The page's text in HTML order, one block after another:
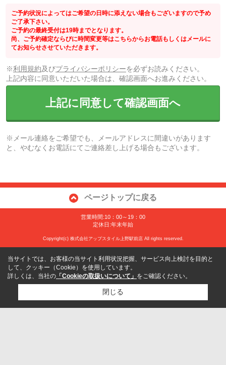
ご予約状況によってはご希望の日時に添えない場合もございますので予め
ご了承下さい。
ご予約の最終受付は19時までとなります。
尚、ご予約確定ならびに時間変更等はこちらからお電話もしくはメールに
てお知らせさせていただきます。
※利用規約及びプライバシーポリシーを必ずお読みください。
上記内容に同意いただいた場合は、確認画面へお進みください。
上記に同意して確認画面へ
※メール連絡をご希望でも、メールアドレスに間違いがあります
と、やむなくお電話にてご連絡差し上げる場合もございます。
ページトップに戻る
営業時間:10：00～19：00
定休日:年末年始
Copyright(c) 株式会社アップスタイル上野駅前店 All rights reserved.
当サイトでは、お客様の当サイト利用状況把握、サービス向上検討を目的と
して、クッキー（Cookie）を使用しています。
詳しくは、当社の 「Cookieの取扱いについて」 をご確認ください。
閉じる